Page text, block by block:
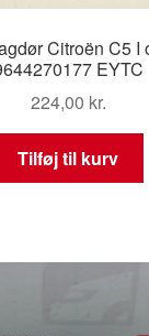
Citroën C5 I
EYTC
224,00 kr.
Tilføj til kurv